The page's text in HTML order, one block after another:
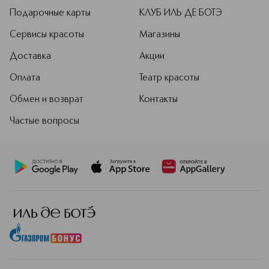
Подарочные карты
Сервисы красоты
Доставка
Оплата
Обмен и возврат
Частые вопросы
КЛУБ ИЛЬ ДЕ БОТЭ
Магазины
Акции
Театр красоты
Контакты